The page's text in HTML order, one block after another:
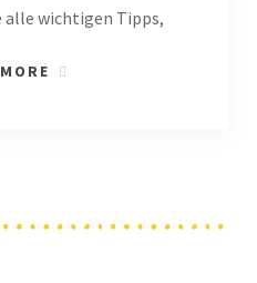
wichtigen Tipps,